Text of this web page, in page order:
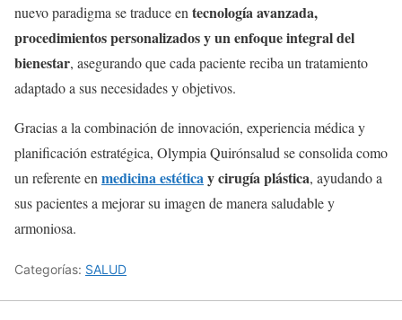
nuevo paradigma se traduce en tecnología avanzada,
procedimientos personalizados y un enfoque integral del
bienestar, asegurando que cada paciente reciba un tratamiento
adaptado a sus necesidades y objetivos.
Gracias a la combinación de innovación, experiencia médica y
planificación estratégica, Olympia Quirónsalud se consolida como
un referente en medicina estéticay cirugía plástica, ayudando a
sus pacientes a mejorar su imagen de manera saludable y
armoniosa.
Categorías: SALUD